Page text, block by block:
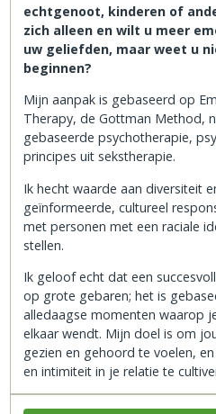
echtgenoot, kinderen of
zich alleen en wilt u meer
uw geliefden, maar weet u
beginnen?
Mijn aanpak is gebaseerd op
Therapy, de Gottman Method,
gebaseerde psychotherapie,
principes uit sekstherapie.
Ik hecht waarde aan diversiteit
geïnformeerde, cultureel
met personen met een raciale
stellen.
Ik geloof echt dat een
op grote gebaren; het is
alledaagse momenten waarop
elkaar wendt. Mijn doel is om
gezien en gehoord te voelen,
en intimiteit in je relatie te